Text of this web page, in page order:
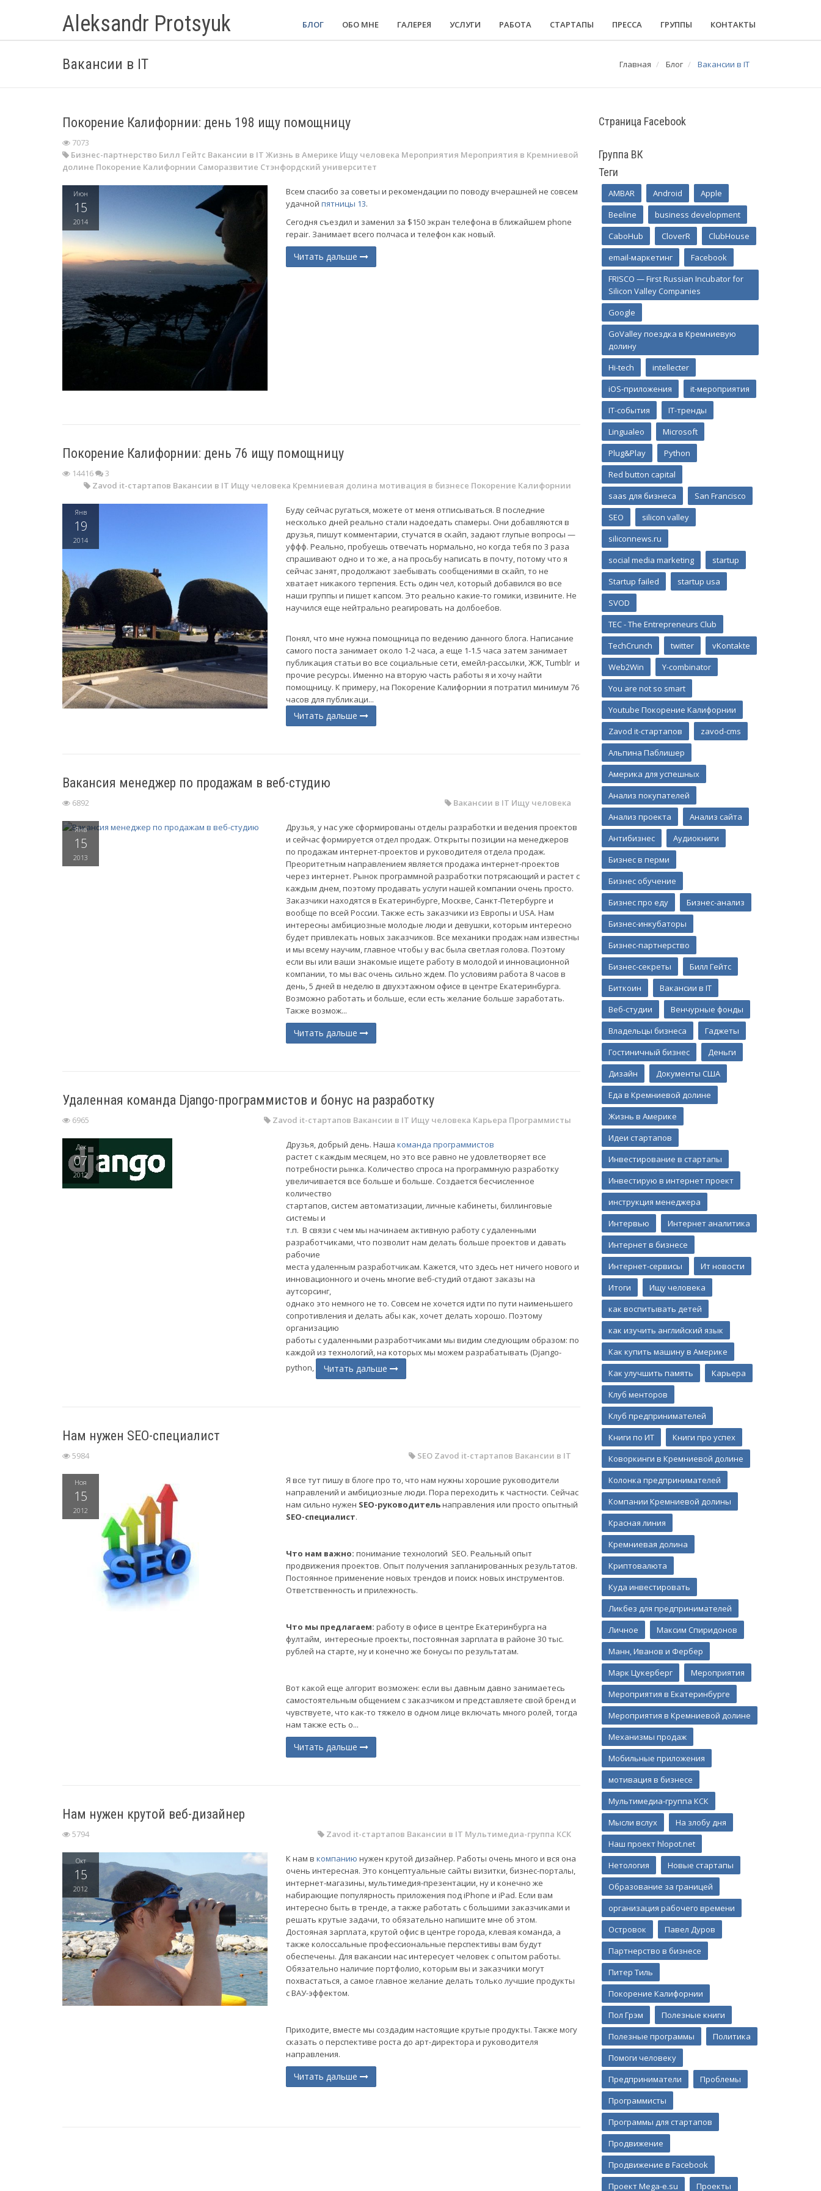
Aleksandr Protsyuk БЛОГ ОБО МНЕ ГАЛЕРЕЯ УСЛУГИ РАБОТА СТАРТАПЫ ПРЕССА ГРУППЫ КОНТАКТЫ
Вакансии в IT Главная Блог Вакансии в IT
Покорение Калифорнии: день 198 ищу помощницу
7073
Бизнес-партнерство Билл Гейтс Вакансии в IT Жизнь в Америке Ищу человека Мероприятия Мероприятия в Кремниевой
долине Покорение Калифорнии Саморазвитие Стэнфордский университет
Июн
15
2014
Всем спасибо за советы и рекомендации по поводу вчерашней не совсем
удачной пятницы 13.
Сегодня съездил и заменил за $150 экран телефона в ближайшем phone
repair. Занимает всего полчаса и телефон как новый.
Читать дальше
Покорение Калифорнии: день 76 ищу помощницу
14416
3
Zavod it-стартапов Вакансии в IT Ищу человека Кремниевая долина мотивация в бизнесе Покорение Калифорнии
Янв
19
2014
Буду сейчас ругаться, можете от меня отписываться. В последние
несколько дней реально стали надоедать спамеры. Они добавляются в
друзья, пишут комментарии, стучатся в скайп, задают глупые вопросы —
уффф. Реально, пробуешь отвечать нормально, но когда тебя по 3 раза
спрашивают одно и то же, а на просьбу написать в почту, потому что я
сейчас занят, продолжают заебывать сообщениями в скайп, то не
хватает никакого терпения. Есть один чел, который добавился во все
наши группы и пишет капсом. Это реально какие-то гомики, извините. Не
научился еще нейтрально реагировать на долбоебов.
Понял, что мне нужна помощница по ведению данного блога. Написание
самого поста занимает около 1-2 часа, а еще 1-1.5 часа затем занимает
публикация статьи во все социальные сети, емейл-рассылки, ЖЖ, Tumblr и
прочие ресурсы. Именно на вторую часть работы я и хочу найти
помощницу. К примеру, на Покорение Калифорнии я потратил минимум 76
часов для публикаци...
Читать дальше
Вакансия менеджер по продажам в веб-студию
6892 Вакансии в IT Ищу человека
Янв
15
2013
Друзья, у нас уже сформированы отделы разработки и ведения проектов
и сейчас формируется отдел продаж. Открыты позиции на менеджеров
по продажам интернет-проектов и руководителя отдела продаж.
Преоритетным направлением является продажа интернет-проектов
через интернет. Рынок программной разработки потрясающий и растет с
каждым днем, поэтому продавать услуги нашей компании очень просто.
Заказчики находятся в Екатеринбурге, Москве, Санкт-Петербурге и
вообще по всей России. Также есть заказчики из Европы и USA. Нам
интересны амбициозные молодые люди и девушки, которым интересно
будет привлекать новых заказчиков. Все механики продаж нам известны
и мы всему научим, главное чтобы у вас была светлая голова. Поэтому
если вы или ваши знакомые ищете работу в молодой и инновационной
компании, то мы вас очень сильно ждем. По условиям работа 8 часов в
день, 5 дней в неделю в двухэтажном офисе в центре Екатеринбурга.
Возможно работать и больше, если есть желание больше заработать.
Также возмож...
Читать дальше
Удаленная команда Django-программистов и бонус на разработку
6965 Zavod it-стартапов Вакансии в IT Ищу человека Карьера Программисты
Дек
07
2012
Друзья, добрый день. Наша команда программистов
растет с каждым месяцем, но это все равно не удовлетворяет все
потребности рынка. Количество спроса на программную разработку
увеличивается все больше и больше. Создается бесчисленное
количество
стартапов, систем автоматизации, личные кабинеты, биллинговые
системы и
т.п. В связи с чем мы начинаем активную работу с удаленными
разработчиками, что позволит нам делать больше проектов и давать
рабочие
места удаленным разработчикам. Кажется, что здесь нет ничего нового и
инновационного и очень многие веб-студий отдают заказы на
аутсорсинг,
однако это немного не то. Совсем не хочется идти по пути наименьшего
сопротивления и делать абы как, хочет делать хорошо. Поэтому
организацию
работы с удаленными разработчиками мы видим следующим образом: по
каждой из технологий, на которых мы можем разрабатывать (Django-
python,
Читать дальше
Нам нужен SEO-специалист
5984 SEO Zavod it-стартапов Вакансии в IT
Ноя
15
2012
Я все тут пишу в блоге про то, что нам нужны хорошие руководители
направлений и амбициозные люди. Пора переходить к частности. Сейчас
нам сильно нужен SEO-руководительнаправления или просто опытный
SEO-специалист.
Что нам важно: понимание технологий SEO. Реальный опыт
продвижения проектов. Опыт получения запланированных результатов.
Постоянное применение новых трендов и поиск новых инструментов.
Ответственность и прилежность.
Что мы предлагаем: работу в офисе в центре Екатеринбурга на
фултайм, интересные проекты, постоянная зарплата в районе 30 тыс.
рублей на старте, ну и конечно же бонусы по результатам.
Вот какой еще алгорит возможен: если вы давным давно занимаетесь
самостоятельным общением с заказчиком и представляете свой бренд и
чувствуете, что как-то тяжело в одном лице включать много ролей, тогда
нам также есть о...
Читать дальше
Нам нужен крутой веб-дизайнер
5794 Zavod it-стартапов Вакансии в IT Мультимедиа-группа КСК
Окт
15
2012
К нам в компанию нужен крутой дизайнер. Работы очень много и вся она
очень интересная. Это концептуальные сайты визитки, бизнес-порталы,
интернет-магазины, мультимедия-презентации, ну и конечно же
набирающие популярность приложения под iPhone и iPad. Если вам
интересно быть в тренде, а также работать с большими заказчиками и
решать крутые задачи, то обязательно напишите мне об этом.
Достояная зарплата, крутой офис в центре города, клевая команда, а
также колоссальные профессиональные перспективы вам будут
обеспечены. Для вакансии нас интересует человек с опытом работы.
Обязательно наличие портфолио, которым вы и заказчики могут
похвастаться, а самое главное желание делать только лучшие продукты
с ВАУ-эффектом.
Приходите, вместе мы создадим настоящие крутые продукты. Также могу
сказать о перспективе роста до арт-директора и руководителя
направления.
Читать дальше
Страница Facebook
Группа ВК
Теги
AMBAR Android
Apple
Beeline
business development
CaboHub
CloverR
ClubHouse
email-маркетинг
Facebook
FRISCO — First Russian Incubator for
Silicon Valley Companies
Google
GoValley поездка в Кремниевую
долину
Hi-tech
intellecter
iOS-приложения
it-мероприятия
IT-события
IT-тренды
Lingualeo
Microsoft
Plug&Play
Python
Red button capital
saas для бизнеса
San Francisco
SEO
silicon valley
siliconnews.ru
social media marketing
startup
Startup failed
startup usa
SVOD
TEC - The Entrepreneurs Club
TechCrunch
twitter
vKontakte
Web2Win
Y-combinator
You are not so smart
Youtube Покорение Калифорнии
Zavod it-стартапов
zavod-cms
Альпина Паблишер
Америка для успешных
Анализ покупателей
Анализ проекта
Анализ сайта
Антибизнес
Аудиокниги
Бизнес в перми
Бизнес обучение
Бизнес про еду
Бизнес-анализ
Бизнес-инкубаторы
Бизнес-партнерство
Бизнес-секреты
Билл Гейтс
Биткоин
Вакансии в IT
Веб-студии
Венчурные фонды
Владельцы бизнеса
Гаджеты
Гостиничный бизнес
Деньги
Дизайн
Документы США
Еда в Кремниевой долине
Жизнь в Америке
Идеи стартапов
Инвестирование в стартапы
Инвестирую в интернет проект
инструкция менеджера
Интервью
Интернет аналитика
Интернет в бизнесе
Интернет-сервисы
Ит новости
Итоги
Ищу человека
как воспитывать детей
как изучить английский язык
Как купить машину в Америке
Как улучшить память
Карьера
Клуб менторов
Клуб предпринимателей
Книги по ИТ
Книги про успех
Коворкинги в Кремниевой долине
Колонка предпринимателей
Компании Кремниевой долины
Красная линия
Кремниевая долина
Криптовалюта
Куда инвестировать
Ликбез для предпринимателей
Личное
Максим Спиридонов
Манн, Иванов и Фербер
Марк Цукерберг
Мероприятия
Мероприятия в Екатеринбурге
Мероприятия в Кремниевой долине
Механизмы продаж
Мобильные приложения
мотивация в бизнесе
Мультимедиа-группа КСК
Мысли вслух
На злобу дня
Наш проект hlopot.net
Нетология
Новые стартапы
Образование за границей
организация рабочего времени
Островок
Павел Дуров
Партнерство в бизнесе
Питер Тиль
Покорение Калифорнии
Пол Грэм
Полезные книги
Полезные программы
Политика
Помоги человеку
Предприниматели
Проблемы
Программисты
Программы для стартапов
Продвижение
Продвижение в Facebook
Проект Mega-e.su
Проекты